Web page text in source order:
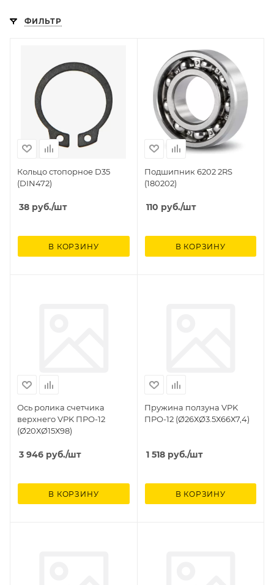
ФИЛЬТР
Кольцо стопорное D35
(DIN472)
38 руб./шт
В КОРЗИНУ
Подшипник 6202 2RS
(180202)
110 руб./шт
В КОРЗИНУ
Ось ролика счетчика
верхнего VPK ПРО-12
(Ø20ХØ15Х98)
3 946 руб./шт
В КОРЗИНУ
Пружина ползуна VPK
ПРО-12 (Ø26ХØ3.5Х66Х7,4)
1 518руб./шт
В КОРЗИНУ